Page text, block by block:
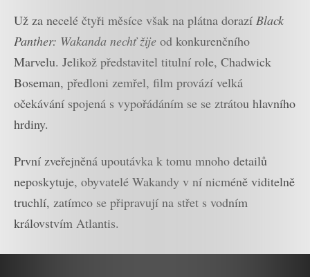
Už za necelé čtyři měsíce však na plátna dorazí Black
Panther: Wakanda nechť žije od konkurenčního
Marvelu. Jelikož představitel titulní role, Chadwick
Boseman, předloni zemřel, film provází velká
očekávání spojená s vypořádáním se se ztrátou hlavního
hrdiny.
První zveřejněná upoutávka k tomu mnoho detailů
neposkytuje, obyvatelé Wakandy v ní nicméně viditelně
truchlí, zatímco se připravují na střet s vodním
královstvím Atlantis.